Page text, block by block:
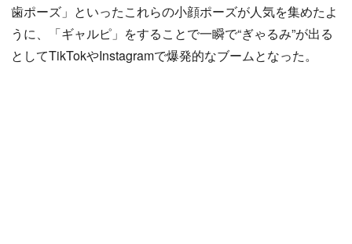
歯ポーズ」といったこれらの小顔ポーズが人気を集めたよ
うに、「ギャルピ」をすることで一瞬で“ぎゃるみ”が出る
としてTikTokやInstagramで爆発的なブームとなった。